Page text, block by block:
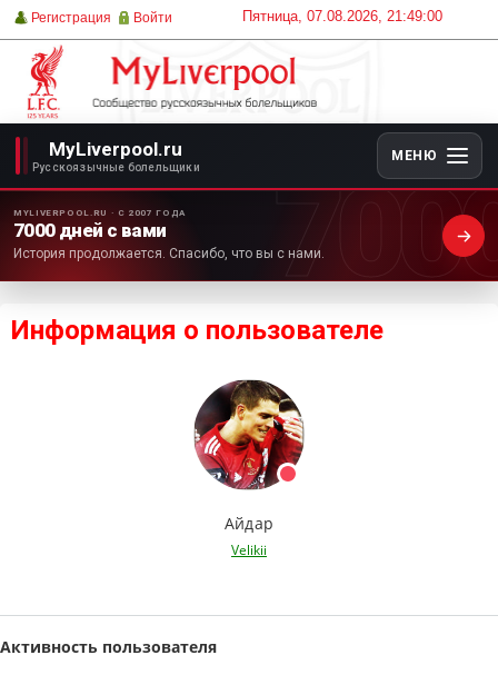
Пятница, 07.08.2026, 21:49:00
Регистрация Войти
MyLiverpool.ru
Русскоязычные болельщики
МЕНЮ
MYLIVERPOOL.RU · С 2007 ГОДА
7000 дней с вами
История продолжается. Спасибо, что вы с нами.
Информация о пользователе
Айдар
Velikii
Активность пользователя